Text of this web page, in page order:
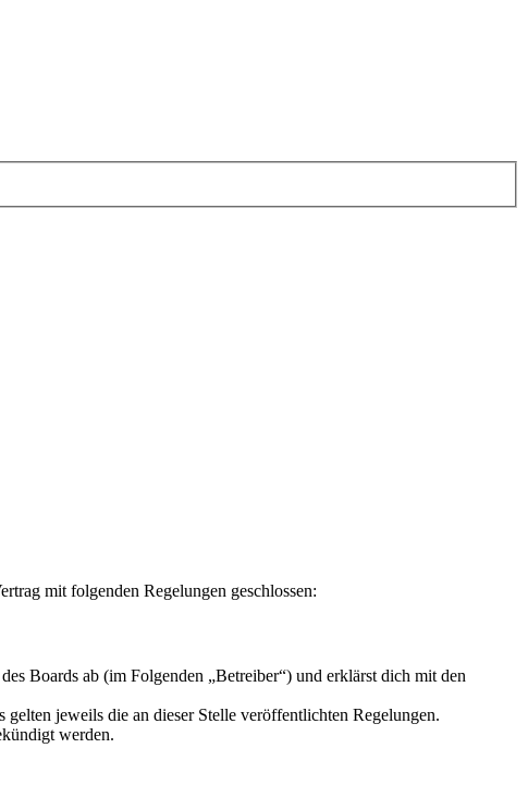
mit folgenden Regelungen geschlossen:
Boards ab (im Folgenden „Betreiber“) und erklärst dich mit den
jeweils die an dieser Stelle veröffentlichten Regelungen.
werden.